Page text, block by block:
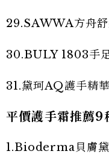
29.SAWWA方舟舒
30.BULY 1803手
31.黛珂AQ護手精華
平價護手霜推薦9
1.Bioderma貝膚黛